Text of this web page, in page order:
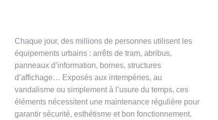
Chaque jour, des millions de personnes utilisent les
équipements urbains : arrêts de tram, abribus,
panneaux d’information, bornes, structures
d’affichage… Exposés aux intempéries, au
vandalisme ou simplement à l’usure du temps, ces
éléments nécessitent une maintenance régulière pour
garantir sécurité, esthétisme et bon fonctionnement.